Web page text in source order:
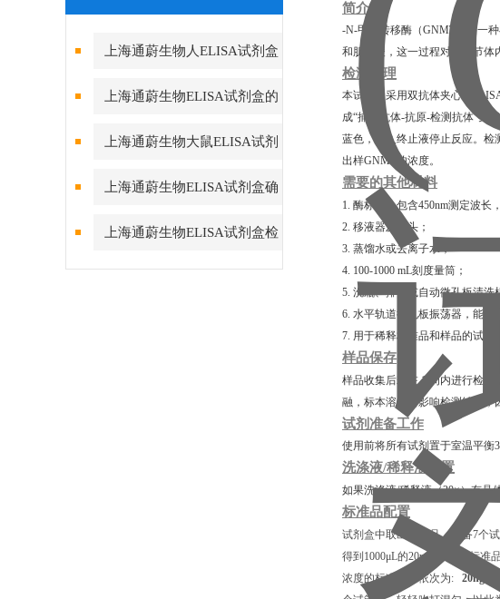
上海通蔚生物人ELISA试剂盒
实验酶标仪环境的重要性
上海通蔚生物ELISA试剂盒的
测定方法及要求
上海通蔚生物大鼠ELISA试剂
盒的组成和保存
上海通蔚生物ELISA试剂盒确
保数据真实可靠
上海通蔚生物ELISA试剂盒检
测结果的稳定性
简介
-N-甲基转移酶（GNMT）是一
和肌氨酸，这一过程对于调节体
检测原理
本试剂盒采用双抗体夹心法
成“捕获抗体-抗原-检测抗体"免
蓝色，加入终止液停止反应。检
出样GNMT的浓度。
需要的其他材料
1. 酶标仪，包含450nm测定波长
2. 移液器及枪头；
3. 蒸馏水或去离子水；
4. 100-1000 mL刻度量筒；
5. 洗瓶、排枪或自动微孔板清洗
6. 水平轨道微孔板振荡器，能够
7. 用于稀释标准品和样品的试管。
样品保存
样品收集后若在 1 周内进行检
融，标本溶血会影响检测结果，
试剂准备工作
使用前将所有试剂置于室温平衡
洗涤液/稀释液配置
如果洗涤液/稀释液（20×）有晶
标准品配置
试剂盒中取出标准品，准备7个
得到1000μL的20ng/mL浓度标准
浓度的标准品，依次为: 20ng/